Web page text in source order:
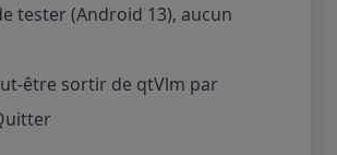
tester (Android 13), aucun
être sortir de qtVlm par